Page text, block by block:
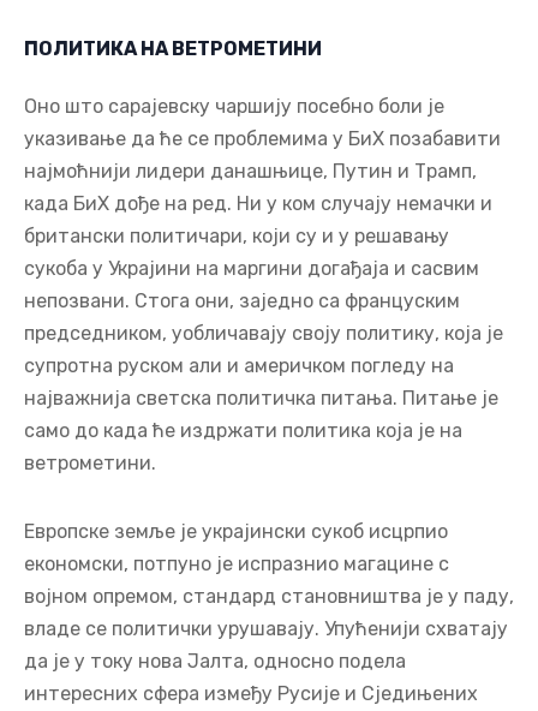
ПОЛИТИКА НА ВЕТРОМЕТИНИ
Оно што сарајевску чаршију посебно боли је
указивање да ће се проблемима у БиХ позабавити
најмоћнији лидери данашњице, Путин и Трамп,
када БиХ дође на ред. Ни у ком случају немачки и
британски политичари, који су и у решавању
сукоба у Украјини на маргини догађаја и сасвим
непозвани. Стога они, заједно са француским
председником, уобличавају своју политику, која је
супротна руском али и америчком погледу на
најважнија светска политичка питања. Питање је
само до када ће издржати политика која је на
ветрометини.
Европске земље је украјински сукоб исцрпио
економски, потпуно је испразнио магацине с
војном опремом, стандард становништва је у паду,
владе се политички урушавају. Упућенији схватају
да је у току нова Јалта, односно подела
интересних сфера између Русије и Сједињених